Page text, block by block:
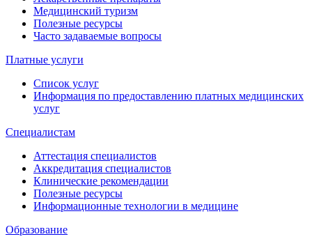
Медицинский туризм
Полезные ресурсы
Часто задаваемые вопросы
Платные услуги
Список услуг
Информация по предоставлению платных медицинских
услуг
Специалистам
Аттестация специалистов
Аккредитация специалистов
Клинические рекомендации
Полезные ресурсы
Информационные технологии в медицине
Образование